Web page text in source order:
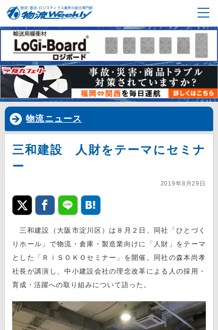
物流ニュース
三和建設 人財をテーマにセミナ
ー
2019年8月29日
三和建設（大阪市淀川区）は８月２日、同社「ひとづく
りホール」で物流・倉庫・製造業向けに「人財」をテーマ
とした「ＲｉＳＯＫＯセミナー」を開催。同社の森本尚孝
社長が講演し、中小建設会社の理念改革による人の採用・
育成・活躍への取り組みについて語った。